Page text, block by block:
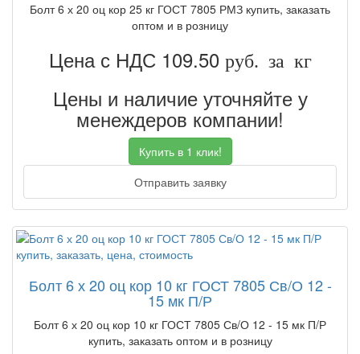
Болт 6 х 20 оц кор 25 кг ГОСТ 7805 РМЗ купить, заказать
оптом и в розницу
Цена с НДС 109.50 руб. за кг
Цены и наличие уточняйте у
менеждеров компании!
Купить в 1 клик!
Отправить заявку
Болт 6 х 20 оц кор 10 кг ГОСТ 7805 Св/О 12 -
15 мк П/Р
Болт 6 х 20 оц кор 10 кг ГОСТ 7805 Св/О 12 - 15 мк П/Р
купить, заказать оптом и в розницу